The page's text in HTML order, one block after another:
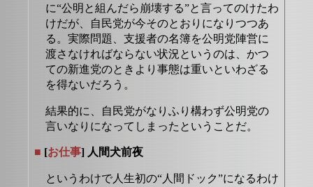
に“公明と組んだら崩壊する”と言ってのけたわ
けだが、自民党が今そのとおりになりつつあ
る。実際問題、支援者の名簿を公明党陣営に
渡さなければならない状況というのは、かつ
ての新進党のときより事態は重いといわざる
を得ないだろう。
結果的に、自民党がなりふり構わず公明党の
言いなりになってしまったということだ。
■ [お仕事] 人間犬前夜
というわけで人生初の“人間ドック”になるわけ